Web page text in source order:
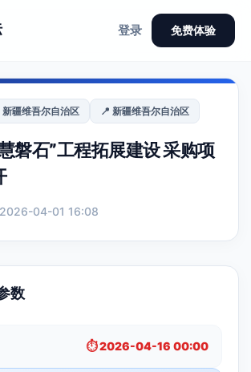
登录 免费体验
新疆维吾尔自治区 📍 新疆维吾尔自治区
磐石”工程拓展建设 采购项
2026-04-01 16:08
数
⏱️ 2026-04-16 00:00